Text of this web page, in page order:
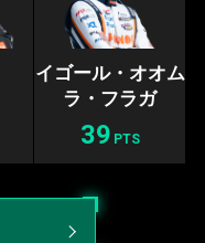
イゴール・オオム
ラ・フラガ
39 PTS